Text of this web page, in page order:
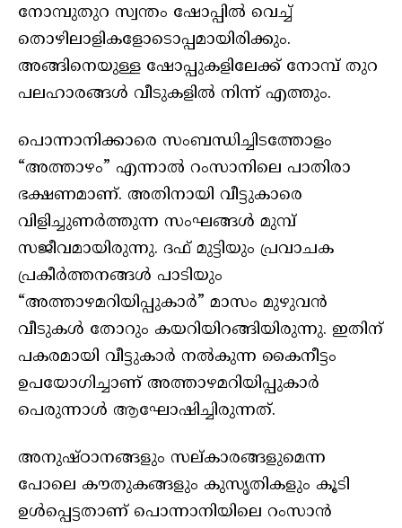
നോമ്പുതുറ സ്വന്തം ഷോപ്പിൽ വെച്ച്
തൊഴിലാളികളോടൊപ്പമായിരിക്കും.
അങ്ങിനെയുള്ള ഷോപ്പുകളിലേക്ക് നോമ്പ് തുറ
പലഹാരങ്ങൾ വീടുകളിൽ നിന്ന് എത്തും.
പൊന്നാനിക്കാരെ സംബന്ധിച്ചിടത്തോളം
“അത്താഴം” എന്നാൽ റംസാനിലെ പാതിരാ
ഭക്ഷണമാണ്. അതിനായി വീട്ടുകാരെ
വിളിച്ചുണര്‍ത്തുന്ന സംഘങ്ങൾ മുമ്പ്
സജീവമായിരുന്നു. ദഫ് മുട്ടിയും പ്രവാചക
പ്രകീര്‍ത്തനങ്ങള്‍ പാടിയും
“അത്താഴമറിയിപ്പുകാർ” മാസം മുഴുവൻ
വീടുകള്‍ തോറും കയറിയിറങ്ങിയിരുന്നു. ഇതിന്
പകരമായി വീട്ടുകാര്‍ നൽകുന്ന കൈനീട്ടം
ഉപയോഗിച്ചാണ് അത്താഴമറിയിപ്പുകാർ
പെരുന്നാള്‍ ആഘോഷിച്ചിരുന്നത്.
അനുഷ്ഠാനങ്ങളും സല്കാരങ്ങളുമെന്ന
പോലെ കൗതുകങ്ങളും കുസൃതികളും കൂടി
ഉൾപ്പെട്ടതാണ് പൊന്നാനിയിലെ റംസാൻ